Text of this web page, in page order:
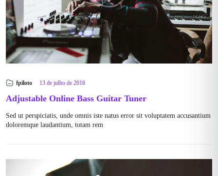
fpiloto 13 de julho de 2016
Adjustable Online Bass Guitar Tuner
Sed ut perspiciatis, unde omnis iste natus error sit voluptatem accusantium
doloremque laudantium, totam rem